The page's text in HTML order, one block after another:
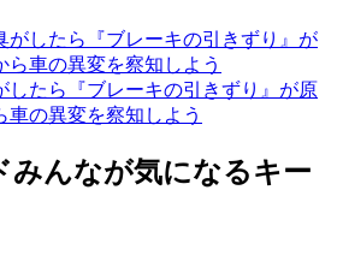
したら『ブレーキの引きずり』が原
車の異変を察知しよう
みんなが気になるキー